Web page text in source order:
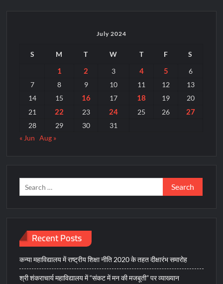
पर
July 2024
S M T W T F S
1 2 3 4 5
6
7
8 9 10 11 12
13
14
15 16 17 18 19
20
21
22 23 24 25 26 27
28 29 30
31
« Jun
Aug »
Search
for:
Recent Posts
कन्या महाविद्यालय में राष्ट्रीय शिक्षा नीति 2020 के तहत दीक्षारंभ समारोह
श्री शंकराचार्य महाविद्यालय में “संकट में मन की मजबूती” पर व्याख्यान